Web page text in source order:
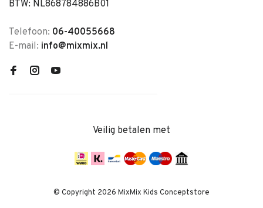
BTW: NL868784886B01
Telefoon: 06-40055668
E-mail: info@mixmix.nl
Veilig betalen met
© Copyright 2026 MixMix Kids Conceptstore